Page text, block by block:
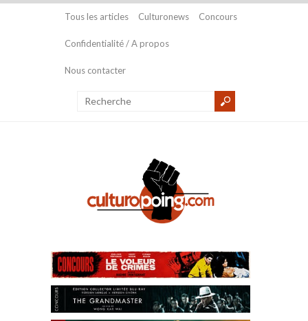
Tous les articles Culturonews Concours
Confidentialité / A propos
Nous contacter